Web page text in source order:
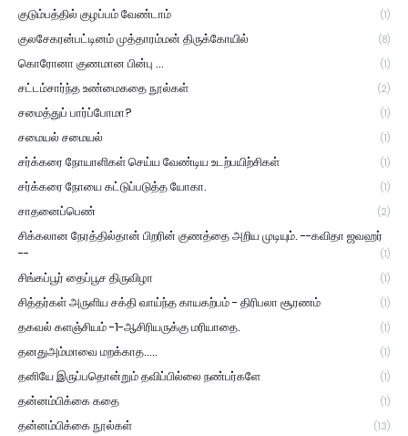
குடும்பத்தில் குழப்பம் வேண்டாம் (1)
குலசேகரன்பட்டினம் முத்தாரம்மன் திருக்கோயில் (8)
கொரோனா குணமான பின்பு ... (1)
சட்டம்சார்ந்த உண்மைகதை நூல்கள் (2)
சமைத்துப் பார்ப்போமா? (1)
சமையல் சமையல் (1)
சர்க்கரை நோயாளிகள் செய்ய வேண்டிய உடற்பயிற்சிகள் (1)
சர்க்கரை நோயை கட்டுப்படுத்த யோகா. (1)
சாதனைப்பெண் (2)
சிக்கலான நேரத்தில்தான் பிறரின் குணத்தை அறிய முடியும். --கவிதா ஜவஹர்
--
(1)
சிங்கப்பூர் தைப்பூச திருவிழா (1)
சித்தர்கள் அருளிய சக்தி வாய்ந்த காயகற்பம் - திரிபலா சூரணம் (1)
தகவல் களஞ்சியம் -1-ஆசிரியருக்கு மரியாதை. (1)
தனதுஅம்மாவை மறக்காத..... (1)
தனியே இருப்பதொன்றும் தவிப்பில்லை நண்பர்களே (1)
தன்னம்பிக்கை கதை (1)
தன்னம்பிக்கை நூல்கள் (13)